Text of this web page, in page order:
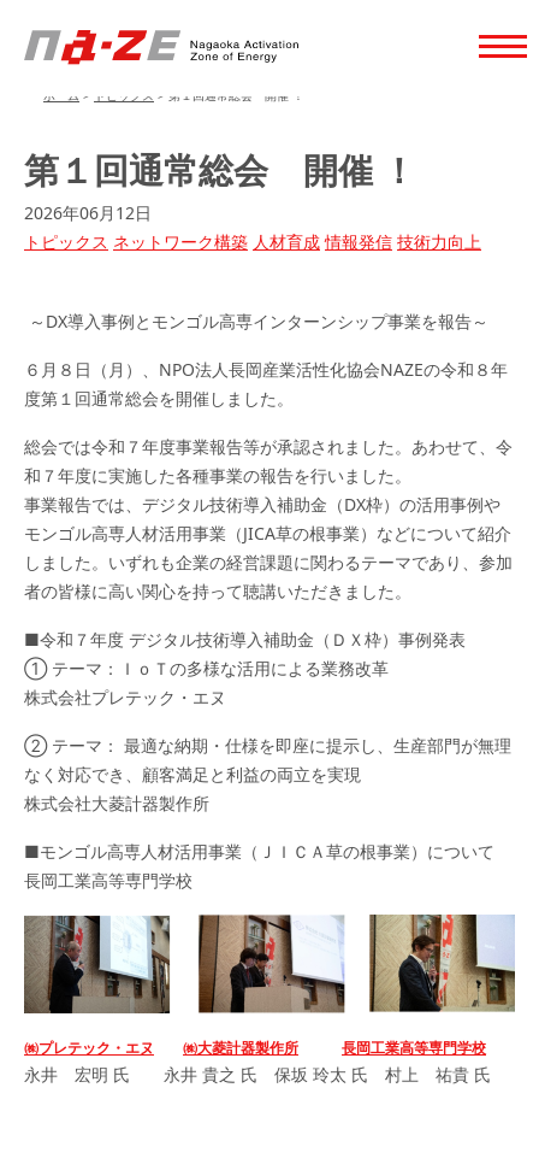
ホーム > トピックス > 第１回通常総会 開催 ！
第１回通常総会 開催 ！
2026年06月12日
トピックス ネットワーク構築 人材育成 情報発信 技術力向上
～DX導入事例とモンゴル高専インターンシップ事業を報告～
６月８日（月）、NPO法人長岡産業活性化協会NAZEの令和８年
度第１回通常総会を開催しました。
総会では令和７年度事業報告等が承認されました。あわせて、令
和７年度に実施した各種事業の報告を行いました。
事業報告では、デジタル技術導入補助金（DX枠）の活用事例や
モンゴル高専人材活用事業（JICA草の根事業）などについて紹介
しました。いずれも企業の経営課題に関わるテーマであり、参加
者の皆様に高い関心を持って聴講いただきました。
■令和７年度 デジタル技術導入補助金（ＤＸ枠）事例発表
① テーマ：ＩｏＴの多様な活用による業務改革
株式会社プレテック・エヌ
② テーマ： 最適な納期・仕様を即座に提示し、生産部門が無理
なく対応でき、顧客満足と利益の両立を実現
株式会社大菱計器製作所
■モンゴル高専人材活用事業（ＪＩＣＡ草の根事業）について
長岡工業高等専門学校
㈱プレテック・エヌ ㈱大菱計器製作所 長岡工業高等専門学校
永井 宏明 氏 永井 貴之 氏 保坂 玲太 氏 村上 祐貴 氏